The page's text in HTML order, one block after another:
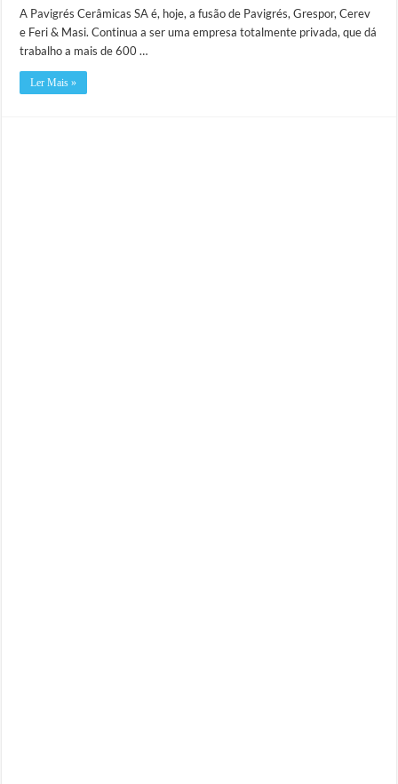
A Pavigrés Cerâmicas SA é, hoje, a fusão de Pavigrés, Grespor, Cerev
e Feri & Masi. Continua a ser uma empresa totalmente privada, que dá
trabalho a mais de 600 …
Ler Mais »